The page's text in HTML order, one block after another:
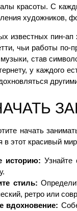
красоты. С
художников,
известных пин-ап
чьи работы по-
став
у каждого
начать
в этот красивый
историю: Узнайте
стиль:
ретро или
вдохновение: